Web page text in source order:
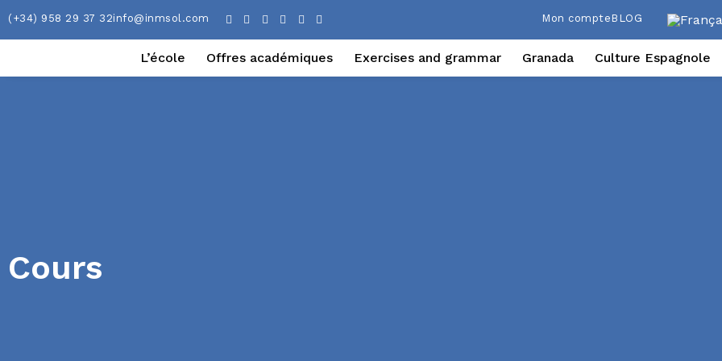
(+34) 958 29 37 32info@inmsol.com Mon compte BLOG
L’école Offres académiques Exercises and grammar Granada Culture Espagnole
Cours